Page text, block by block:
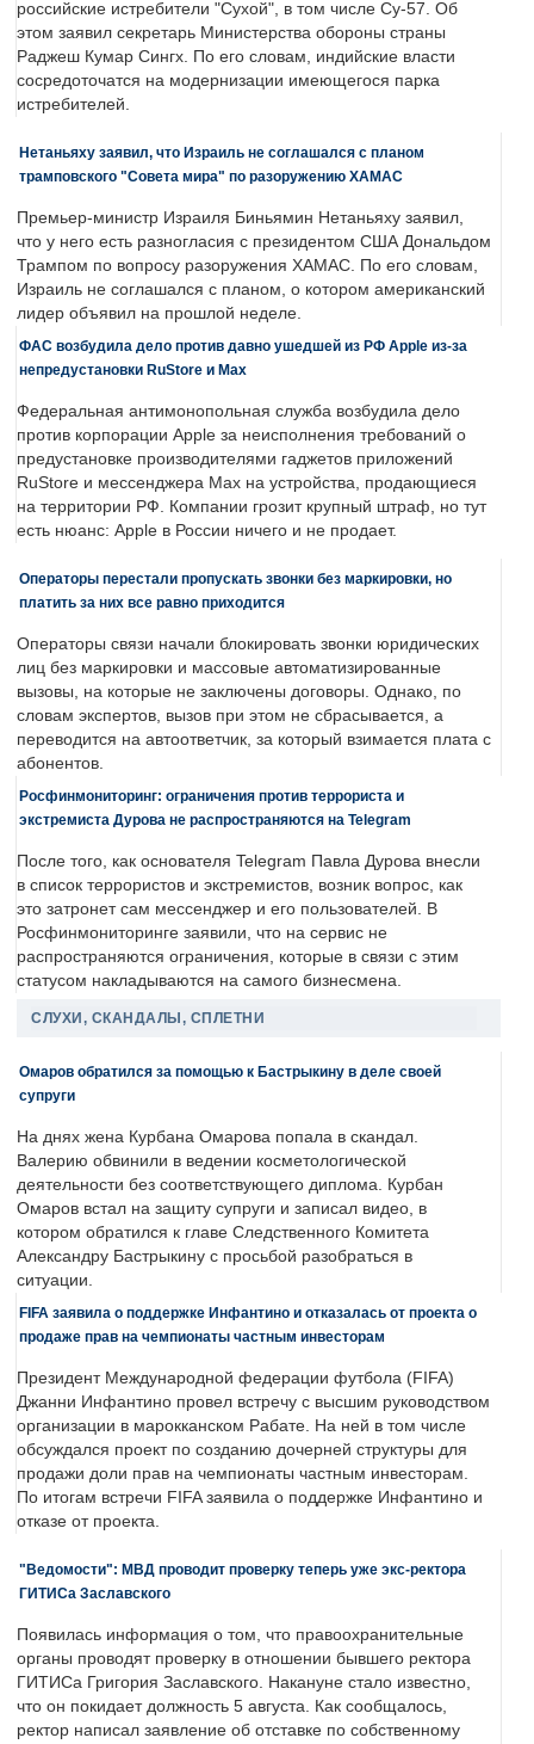
российские истребители "Сухой", в том числе Су-57. Об
этом заявил секретарь Министерства обороны страны
Раджеш Кумар Сингх. По его словам, индийские власти
сосредоточатся на модернизации имеющегося парка
истребителей.
Нетаньяху заявил, что Израиль не соглашался с планом
трамповского "Совета мира" по разоружению ХАМАС
Премьер-министр Израиля Биньямин Нетаньяху заявил,
что у него есть разногласия с президентом США Дональдом
Трампом по вопросу разоружения ХАМАС. По его словам,
Израиль не соглашался с планом, о котором американский
лидер объявил на прошлой неделе.
ФАС возбудила дело против давно ушедшей из РФ Apple из-за
непредустановки RuStore и Max
Федеральная антимонопольная служба возбудила дело
против корпорации Apple за неисполнения требований о
предустановке производителями гаджетов приложений
RuStore и мессенджера Max на устройства, продающиеся
на территории РФ. Компании грозит крупный штраф, но тут
есть нюанс: Apple в России ничего и не продает.
Операторы перестали пропускать звонки без маркировки, но
платить за них все равно приходится
Операторы связи начали блокировать звонки юридических
лиц без маркировки и массовые автоматизированные
вызовы, на которые не заключены договоры. Однако, по
словам экспертов, вызов при этом не сбрасывается, а
переводится на автоответчик, за который взимается плата с
абонентов.
Росфинмониторинг: ограничения против террориста и
экстремиста Дурова не распространяются на Telegram
После того, как основателя Telegram Павла Дурова внесли
в список террористов и экстремистов, возник вопрос, как
это затронет сам мессенджер и его пользователей. В
Росфинмониторинге заявили, что на сервис не
распространяются ограничения, которые в связи с этим
статусом накладываются на самого бизнесмена.
СЛУХИ, СКАНДАЛЫ, СПЛЕТНИ
Омаров обратился за помощью к Бастрыкину в деле своей
супруги
На днях жена Курбана Омарова попала в скандал.
Валерию обвинили в ведении косметологической
деятельности без соответствующего диплома. Курбан
Омаров встал на защиту супруги и записал видео, в
котором обратился к главе Следственного Комитета
Александру Бастрыкину с просьбой разобраться в
ситуации.
FIFA заявила о поддержке Инфантино и отказалась от проекта о
продаже прав на чемпионаты частным инвесторам
Президент Международной федерации футбола (FIFA)
Джанни Инфантино провел встречу с высшим руководством
организации в марокканском Рабате. На ней в том числе
обсуждался проект по созданию дочерней структуры для
продажи доли прав на чемпионаты частным инвесторам.
По итогам встречи FIFA заявила о поддержке Инфантино и
отказе от проекта.
"Ведомости": МВД проводит проверку теперь уже экс-ректора
ГИТИСа Заславского
Появилась информация о том, что правоохранительные
органы проводят проверку в отношении бывшего ректора
ГИТИСа Григория Заславского. Накануне стало известно,
что он покидает должность 5 августа. Как сообщалось,
ректор написал заявление об отставке по собственному